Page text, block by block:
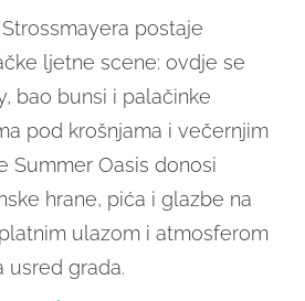
postaje
ljetne scene: ovdje se
bao bunsi i palačinke
pod krošnjama i večernjim
Summer Oasis donosi
hrane, pića i glazbe na
ulazom i atmosferom
usred grada.